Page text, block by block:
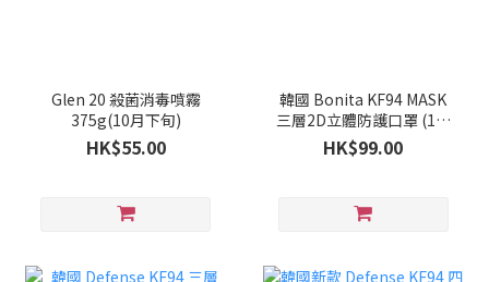
Glen 20 殺菌消毒噴霧
375g(10月下旬)
HK$55.00
韓國 Bonita KF94 MASK
三層2D立體防護口罩 (1套
100個)(9月下旬)
HK$99.00